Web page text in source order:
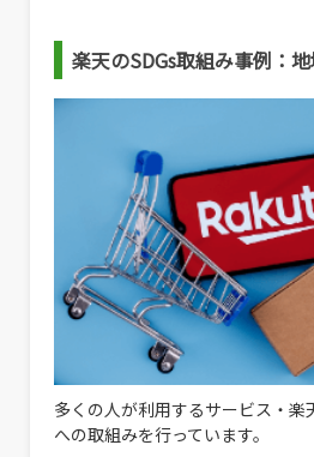
楽天のSDGs取組み事例：
多くの人が利用するサービス・楽
への取組みを行っています。